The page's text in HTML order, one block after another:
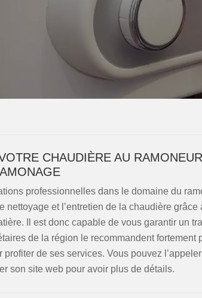
CHAUDIÈRE AU
professionnelles dans le domaine du
nettoyage et l’entretien de la chaudière grâce
Il est donc capable de vous garantir un
de la région le recommandent fortement
de ses services. Vous pouvez
son site web pour avoir plus de détails.